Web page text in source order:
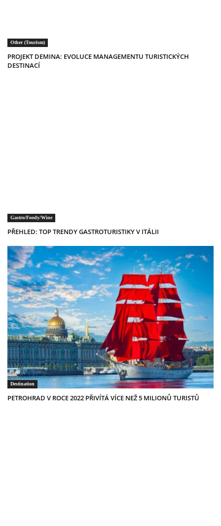
Other (Tourism)
PROJEKT DEMINA: EVOLUCE MANAGEMENTU TURISTICKÝCH
DESTINACÍ
Gastro/Foody/Wine
PŘEHLED: TOP TRENDY GASTROTURISTIKY V ITÁLII
Destination
PETROHRAD V ROCE 2022 PŘIVÍTÁ VÍCE NEŽ 5 MILIONŮ TURISTŮ